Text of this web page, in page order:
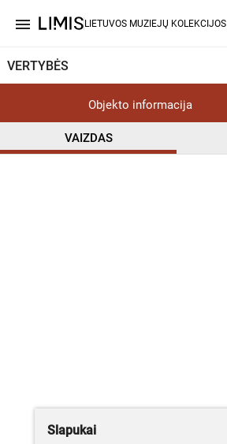
menu LIETUVOS MUZIEJŲ KOLEKCIJOS
VERTYBĖS
Objekto informacija
VAIZDAS
CC BY-NC-ND
Slapukai